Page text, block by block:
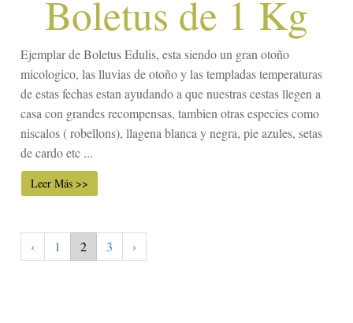
Boletus de 1 Kg
Ejemplar de Boletus Edulis, esta siendo un gran otoño
micologico, las lluvias de otoño y las templadas temperaturas
de estas fechas estan ayudando a que nuestras cestas llegen a
casa con grandes recompensas, tambien otras especies como
niscalos ( robellons), llagena blanca y negra, pie azules, setas
de cardo etc ...
Leer Más >>
‹ 1 2 3 ›